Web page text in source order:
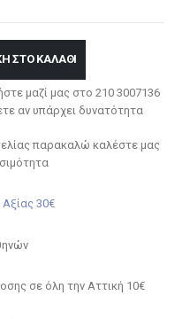
ΣΤΟ ΚΑΛΆΘΙ
μαζί μας στο 210 3007136
αν υπάρχει δυνατότητα
παρακαλώ καλέστε μας
30€
σε όλη την Αττική 10€